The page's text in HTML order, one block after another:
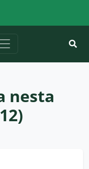
nesta